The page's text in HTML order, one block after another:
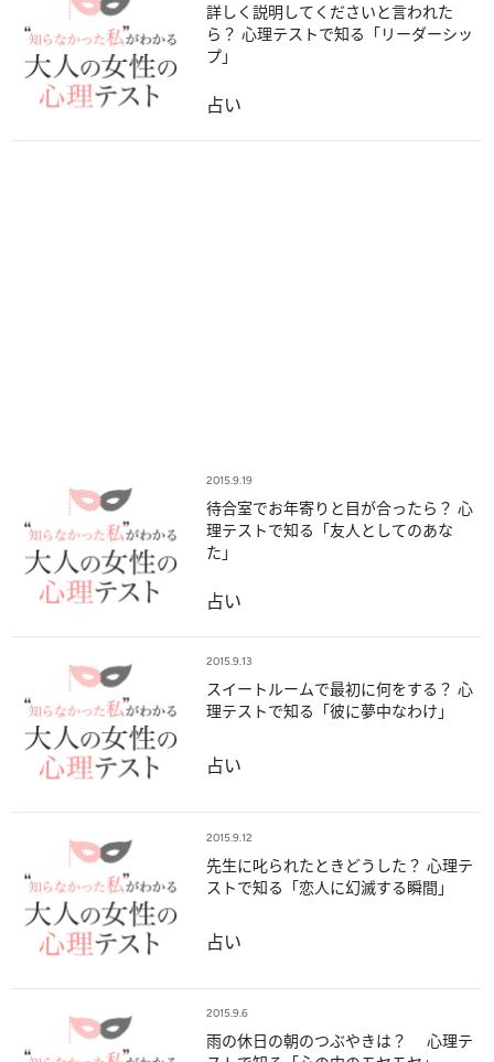
詳しく説明してくださいと言われた
ら？ 心理テストで知る「リーダーシッ
プ」
占い
2015.9.19
待合室でお年寄りと目が合ったら？ 心
理テストで知る「友人としてのあな
た」
占い
2015.9.13
スイートルームで最初に何をする？ 心
理テストで知る「彼に夢中なわけ」
占い
2015.9.12
先生に叱られたときどうした？ 心理テ
ストで知る「恋人に幻滅する瞬間」
占い
2015.9.6
雨の休日の朝のつぶやきは？ 心理テ